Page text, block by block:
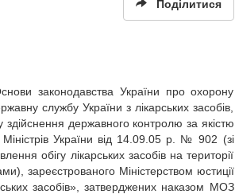
Поділитися
законодавства України про охорону
службу України з лікарських засобів,
державного контролю за якістю
України від 14.09.05 р. № 902 (зі
обігу лікарських засобів на території
зареєстрованого Міністерством юстиції
засобів», затверджених наказом МОЗ